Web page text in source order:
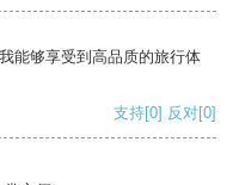
能够享受到高品质的旅行体
支持[0] 反对[0]